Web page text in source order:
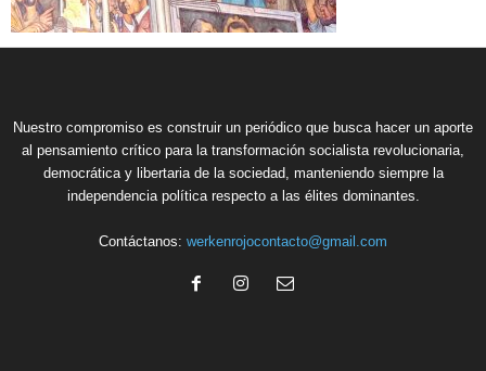
Nuestro compromiso es construir un periódico que busca hacer un aporte
al pensamiento crítico para la transformación socialista revolucionaria,
democrática y libertaria de la sociedad, manteniendo siempre la
independencia política respecto a las élites dominantes.
Contáctanos: werkenrojocontacto@gmail.com